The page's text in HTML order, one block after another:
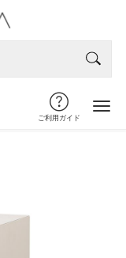
ご利用ガイド